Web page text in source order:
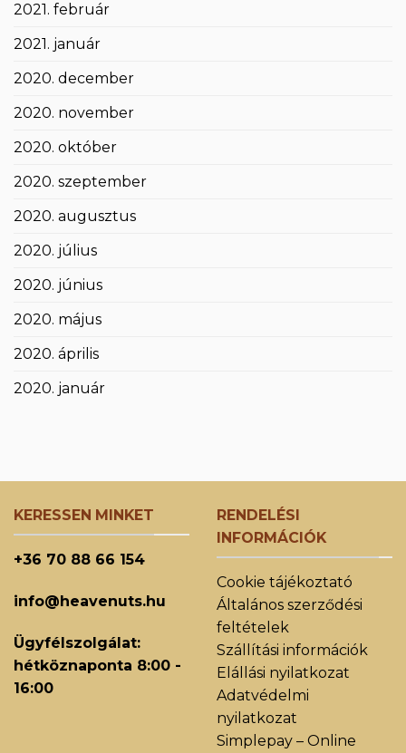
2021. február
2021. január
2020. december
2020. november
2020. október
2020. szeptember
2020. augusztus
2020. július
2020. június
2020. május
2020. április
2020. január
KERESSEN MINKET
+36 70 88 66 154
info@heavenuts.hu
Ügyfélszolgálat:
hétköznaponta 8:00 -
16:00
RENDELÉSI
INFORMÁCIÓK
Cookie tájékoztató
Általános szerződési
feltételek
Szállítási információk
Elállási nyilatkozat
Adatvédelmi
nyilatkozat
Simplepay – Online